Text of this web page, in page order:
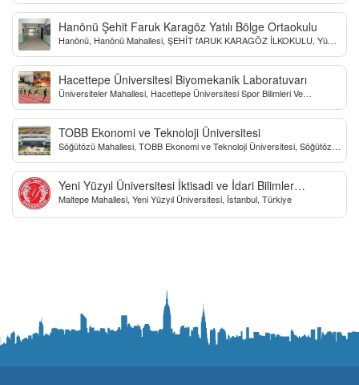
Hanönü Şehit Faruk Karagöz Yatılı Bölge Ortaokulu
Hanönü, Hanönü Mahallesi, ŞEHİT fARUK KARAGÖZ İLKOKULU, Yücel
Hacettepe Üniversitesi Biyomekanik Laboratuvarı
Üniversiteler Mahallesi, Hacettepe Üniversitesi Spor Bilimleri Ve
TOBB Ekonomi ve Teknoloji Üniversitesi
Söğütözü Mahallesi, TOBB Ekonomi ve Teknoloji Üniversitesi, Söğütözü
Yeni Yüzyıl Üniversitesi İktisadi ve İdari Bilimler
Fakültesi
Maltepe Mahallesi, Yeni Yüzyıl Üniversitesi, İstanbul, Türkiye